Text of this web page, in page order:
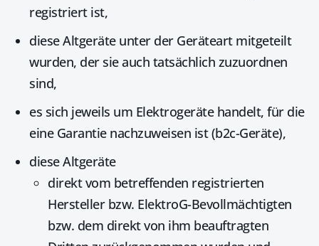
registriert ist,
diese Altgeräte unter der Geräteart mitgeteilt
wurden, der sie auch tatsächlich zuzuordnen
sind,
es sich jeweils um Elektrogerätehandelt, für die
eine Garantie nachzuweisen ist (b2c-Geräte),
diese Altgeräte
direkt vom betreffenden registrierten
Hersteller bzw. ElektroG-Bevollmächtigten
bzw. dem direkt von ihm beauftragten